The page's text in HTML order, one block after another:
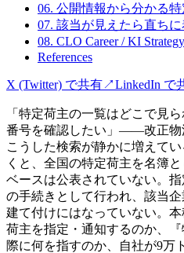
06. 公開情報から分かる
07. 該当が見えたら直ち
08. CLO Career / KI
References
X (Twitter) で共有↗LinkedIn で
「特定荷主の一覧はどこで見
番号を確認したい」——改正物
こうした検索が静かに増えて
くと、全国の特定荷主を名簿
ベースは公表されていない。
の手続きとして行われ、該当
建て付けにはなっていない。
荷主を指定・通知するのか、
際に何を指すのか、自社が9万